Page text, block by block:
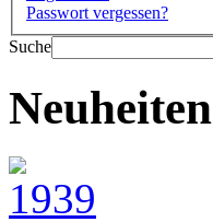
Passwort vergessen?
Suche
Neuheiten